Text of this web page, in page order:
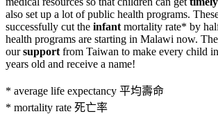
also set up a lot of public health programs.
successfully cut the infantmortality rate* by
health programs are starting in Malawi now.
oursupportfrom Taiwan to make every child
years old and receive a name!
* average life expectancy 平均壽命
* mortality rate 死亡率